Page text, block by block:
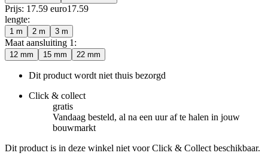
Prijs: 17.59 euro17.59
lengte:
1 m 2 m 3 m
Maat aansluiting 1 :
12 mm 15 mm 22 mm
Dit product wordt niet thuis bezorgd
Click & collect
gratis
Vandaag besteld, al na een uur af te halen in jouw
bouwmarkt
Dit product is in deze winkel niet voor Click & Collect beschikbaar.